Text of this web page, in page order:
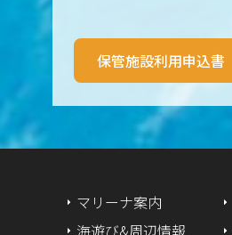
2024年6月
2024年5月
2024年4月
保管施設利用申込書
マリーナ案内
海遊び&周辺情報